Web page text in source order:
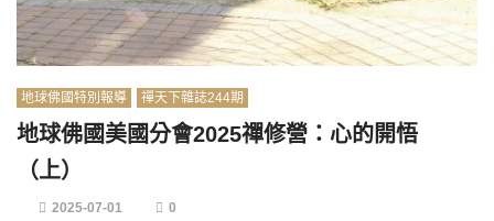
地球佛國特別報導 禪天下雜誌244期
地球佛國美國分會2025禪修營：心的開悟
（上）
2025-07-01 0